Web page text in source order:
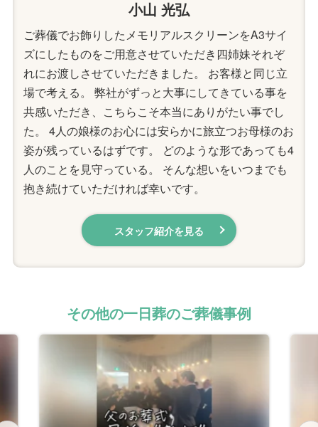
スタッフ紹介を見る
小山 光弘
ご葬儀でお飾りしたメモリアルスクリーンをA3サイ
ズにしたものをご用意させていただき四姉妹それぞ
れにお渡しさせていただきました。 お客様と同じ立
場で考える。 弊社がずっと大事にしてきている事を
共感いただき、こちらこそ本当にありがたい事でし
た。 4人の娘様のお心には安らかに旅立つお母様のお
姿が残っているはずです。 どのような形であっても4
人のことを見守っている。 そんな想いをいつまでも
抱き続けていただければ幸いです。
その他の一日葬のご葬儀事例